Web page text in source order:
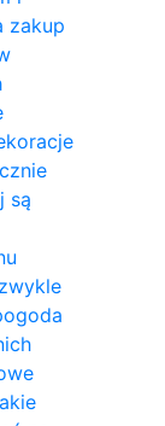
zakup
są